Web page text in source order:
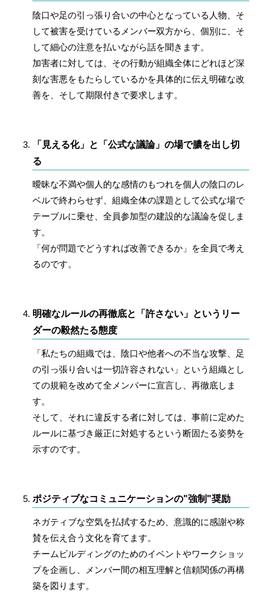
陰口や足の引っ張り合いの中心となっている人物、そ
して被害を受けているメンバー双方から、個別に、そ
して細心の注意を払いながら話を聞きます。
加害者に対しては、その行動が組織全体にどれほど深
刻な害悪をもたらしているかを具体的に伝え明確な改
善を、そして期限付きで要求します。
「見える化」と「公式な議論」の場で膿を出し切
る
曖昧な不満や個人的な感情のもつれを個人の陰口のレ
ベルで終わらせず、組織全体の課題として公式な場で
テーブルに乗せ、全員参加型の建設的な議論を促しま
す。
「何が問題でどうすれば改善できるか」を全員で考え
るのです。
明確なルールの再徹底と「許さない」というリー
ダーの毅然たる態度
「私たちの組織では、陰口や他者への不当な攻撃、足
の引っ張り合いは一切許容されない」という組織とし
ての規範を改めて全メンバーに宣言し、再徹底しま
す。
そして、それに違反する者に対しては、事前に定めた
ルールに基づき厳正に対処するという断固たる姿勢を
示すのです。
ポジティブなコミュニケーションの"強制"奨励
ネガティブな空気を払拭するため、意識的に感謝や称
賛を伝え合う文化を育てます。
チームビルディングのためのイベントやワークショッ
プを企画し、メンバー間の相互理解と信頼関係の再構
築を図ります。